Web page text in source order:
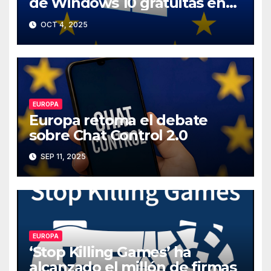
Europa
OCT 4, 2025
EUROPA
Europa retoma el debate
sobre Chat Control 2.0
SEP 11, 2025
EUROPA
‘Stop Killing Games’ ha
alcanzado el millón de firmas